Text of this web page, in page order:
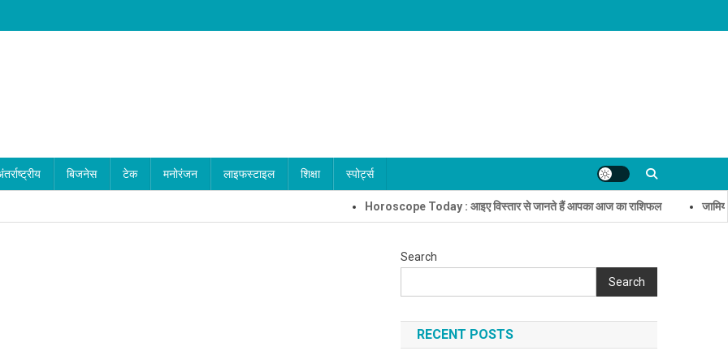
बिजनेस टेक मनोरंजन लाइफस्टाइल शिक्षा स्पोर्ट्स
Horoscope Today : आइए विस्तार से जानते हैं आपका आज का राशिफल जामिया
Search
Search
RECENT POSTS